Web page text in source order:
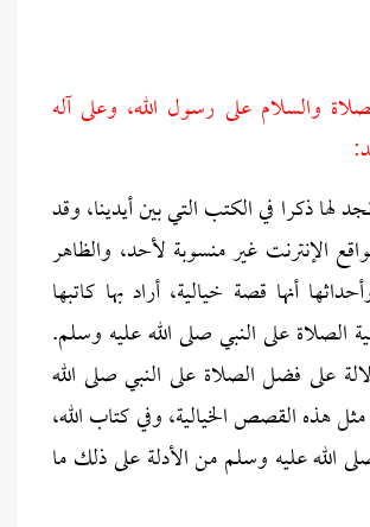
والسلام على رسول الله، وعلى آله
لها ذكرا في الكتب التي بين أيدينا، وقد
الإنترنت غير منسوبة لأحد، والظاهر
أنها قصة خيالية، أراد بها كاتبها
الصلاة على النبي صلى الله عليه وسلم.
على فضل الصلاة على النبي صلى الله
هذه القصص الخيالية، وفي كتاب الله،
الله عليه وسلم من الأدلة على ذلك ما